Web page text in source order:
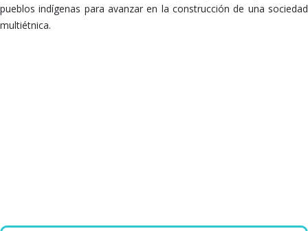
pueblos indígenas para avanzar en la construcción de una sociedad
multiétnica.